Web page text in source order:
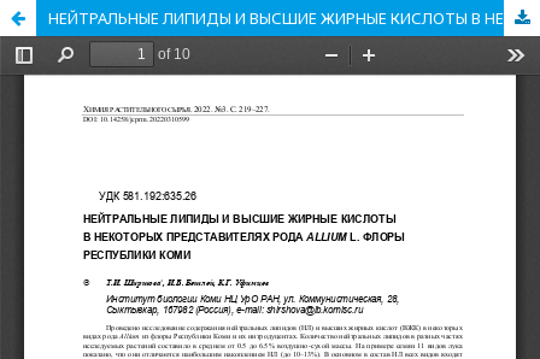
НЕЙТРАЛЬНЫЕ ЛИПИДЫ И ВЫСШИЕ ЖИРНЫЕ КИСЛОТЫ В НЕКОТОРЫХ ПРЕДСТАВИТЕЛЯХ РОДА ALLIUM L. ФЛОРЫ РЕСПУБЛИКИ КОМИ